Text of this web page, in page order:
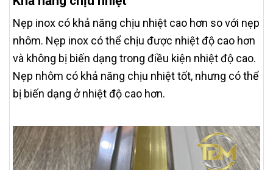
Nẹp inox có khả năng chịu nhiệt cao hơn so với nẹp
nhôm. Nẹp inox có thể chịu được nhiệt độ cao hơn
và không bị biến dạng trong điều kiện nhiệt độ cao.
Nẹp nhôm có khả năng chịu nhiệt tốt, nhưng có thể
bị biến dạng ở nhiệt độ cao hơn.